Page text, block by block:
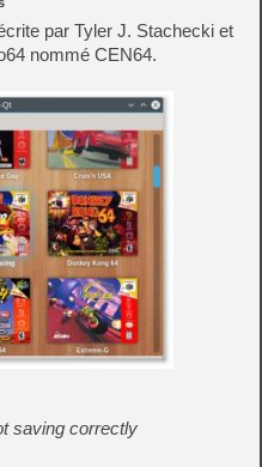
par Tyler J. Stachecki et
nommé CEN64.
saving correctly